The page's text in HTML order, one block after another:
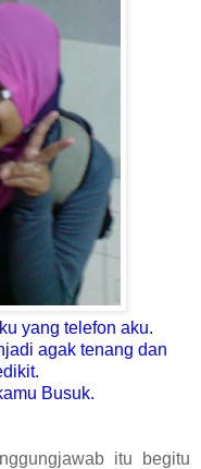
yang telefon aku.
agak tenang dan
Busuk.
itu begitu